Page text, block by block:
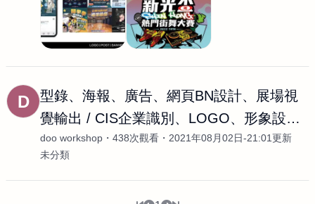
D
型錄、海報、廣告、網頁BN設計、展場視
覺輸出 / CIS企業識別、LOGO、形象設計 /
書籍、
doo workshop 438次觀看
2021年08月02日-21:01更新
未分類